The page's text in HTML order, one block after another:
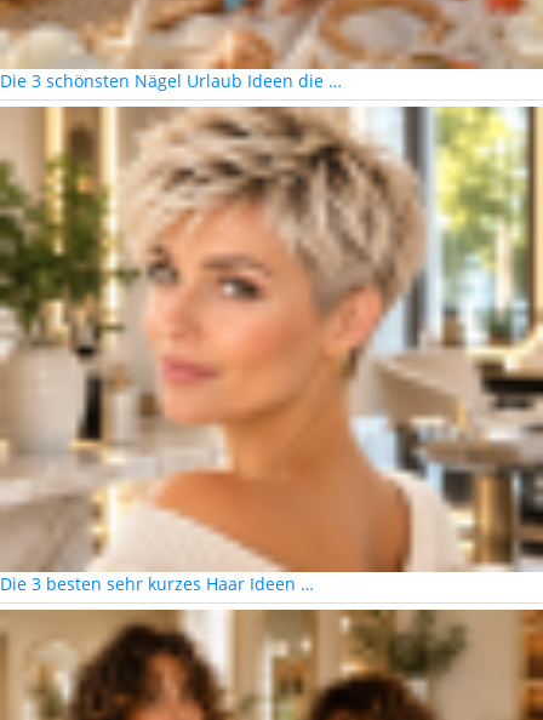
Die 3 schönsten Nägel Urlaub Ideen die …
Die 3 besten sehr kurzes Haar Ideen …